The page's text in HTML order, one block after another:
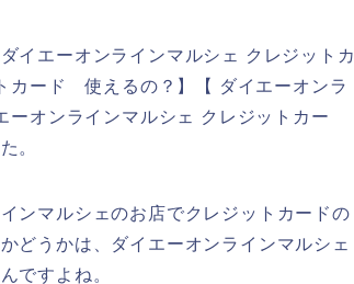
イエーオンラインマルシェ クレジットカ
カード 使えるの？】【 ダイエーオンラ
ーオンラインマルシェ クレジットカー
。
ンマルシェのお店でクレジットカードの
どうかは、ダイエーオンラインマルシェ
ですよね。